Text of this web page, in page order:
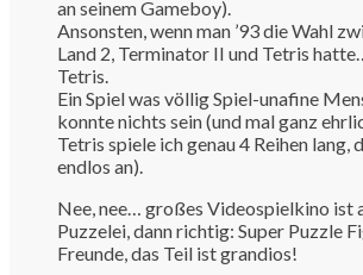
an seinem Gameboy).
Ansonsten, wenn man ’93 die Wahl
Land 2, Terminator II und Tetris
Tetris.
Ein Spiel was völlig Spiel-unafine
konnte nichts sein (und mal ganz
Tetris spiele ich genau 4 Reihen lang,
endlos an).
Nee, nee… großes Videospielkino ist
Puzzelei, dann richtig: Super Puzzle
Freunde, das Teil ist grandios!